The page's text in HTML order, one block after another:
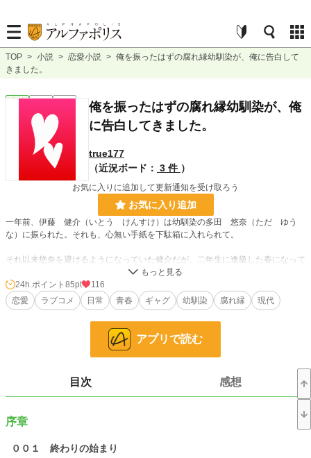
TOP > 小説 > 恋愛小説 > 俺を振ったはずの腐れ縁幼馴染が、俺に告白して
きました。
恋愛 完結 長編
俺を振ったはずの腐れ縁幼馴染が、俺
に告白してきました。
true177
（近況ボード： 3 件 ）
お気に入りに追加して更新通知を受け取ろう
お気に入り追加
一年前、伊藤 健介（いとう けんすけ）は幼馴染の多田 悠奈（ただ ゆう
な）に振られた。それも、心無い手紙を下駄箱に入れられて。
それ以来悠奈を避けるようになっていた健介だが、二年生に進級した春になって
悠奈がいきなり告白を仕掛けてきた。
これはハニートラップか、一年前の出来事を忘れてしまっているのか……。とも
かく、健介は断った。
日常が一変したのは、それからである。やたらと悠奈が絡んでくるようになった
※小説家になろう、ハーメルンにも同一作品を投稿しています。
24h.ポイント 85pt
116
恋愛
ラブコメ 日常 青春 ギャグ 幼馴染 腐れ縁 現代
アプリで読む
目次 感想
序章
００１ 終わりの始まり